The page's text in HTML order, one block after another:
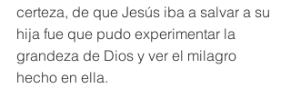
certeza, de que Jesús iba a salvar a su
hija fue que pudo experimentar la
grandeza de Dios y ver el milagro
hecho en ella.